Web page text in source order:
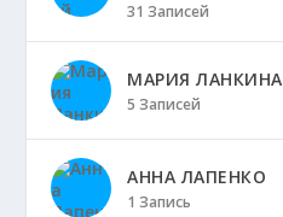
31 Записей
МАРИЯ ЛАНКИНА
5 Записей
АННА ЛАПЕНКО
1 Запись